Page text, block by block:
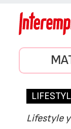
Lifestyle